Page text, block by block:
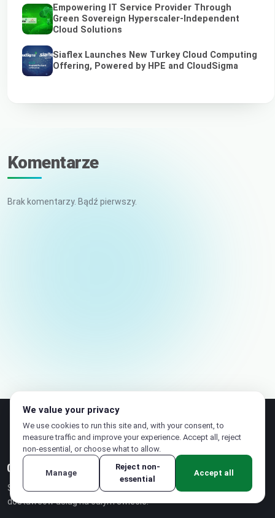
Empowering IT Service Provider Through
Green Sovereign Hyperscaler-Independent
Cloud Solutions
Siaflex Launches New Turkey Cloud Computing
Offering, Powered by HPE and CloudSigma
Komentarze
Brak komentarzy. Bądź pierwszy.
Suwerenna platforma chmurowa dla
dostawców usług na całym świecie.
We value your privacy
We use cookies to run this site and, with your consent, to
measure traffic and improve your experience. Accept all, reject
non-essential, or choose what to allow.
Manage
Reject non-
essential
Accept all